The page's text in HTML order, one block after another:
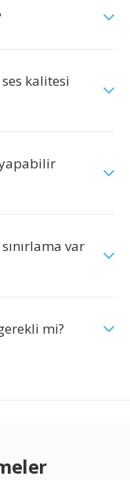
kalitesi
var
mi?